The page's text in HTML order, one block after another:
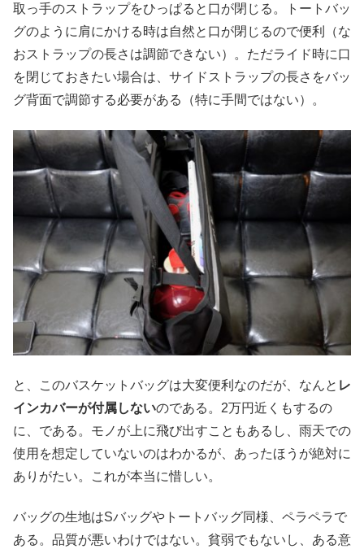
取っ手のストラップをひっぱると口が閉じる。トートバッ
グのように肩にかける時は自然と口が閉じるので便利（な
おストラップの長さは調節できない）。ただライド時に口
を閉じておきたい場合は、サイドストラップの長さをバッ
グ背面で調節する必要がある（特に手間ではない）。
と、このバスケットバッグは大変便利なのだが、なんと レ
インカバーが付属しないのである。2万円近くもするの
に、である。モノが上に飛び出すこともあるし、雨天での
使用を想定していないのはわかるが、あったほうが絶対に
ありがたい。これが本当に惜しい。
バッグの生地はSバッグやトートバッグ同様、ペラペラで
ある。品質が悪いわけではない。貧弱でもないし、ある意